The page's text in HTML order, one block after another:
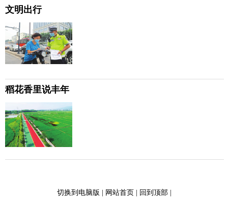
文明出行
稻花香里说丰年
切换到电脑版 | 网站首页| 回到顶部|